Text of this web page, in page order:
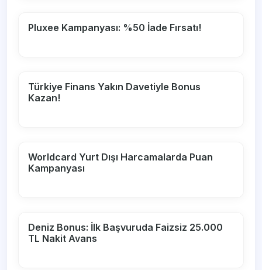
Pluxee Kampanyası: %50 İade Fırsatı!
Türkiye Finans Yakın Davetiyle Bonus
Kazan!
Worldcard Yurt Dışı Harcamalarda Puan
Kampanyası
Deniz Bonus: İlk Başvuruda Faizsiz 25.000
TL Nakit Avans